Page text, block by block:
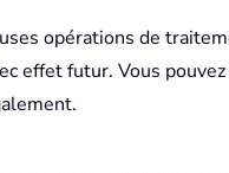
opérations de
effet futur. Vous